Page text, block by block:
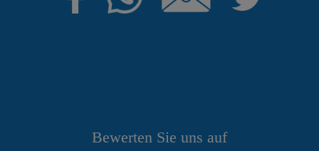
Bewerten Sie uns auf